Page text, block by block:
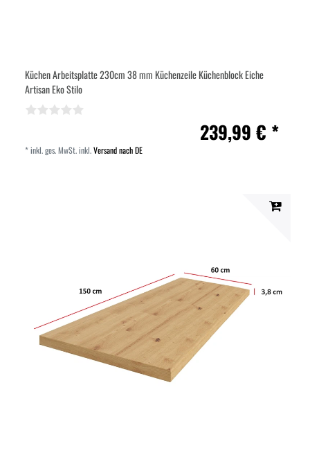
Küchen Arbeitsplatte 230cm 38 mm Küchenzeile Küchenblock Eiche
Artisan Eko Stilo
239,99 € *
*inkl. ges. MwSt.inkl.Versand nach DE